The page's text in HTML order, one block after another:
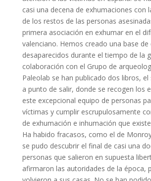
casi una decena de exhumaciones con
de los restos de las personas
primera asociación en exhumar en el
valenciano. Hemos creado una base de
desaparecidos durante el tiempo de la
colaboración con el Grupo de
Paleolab se han publicado dos libros,
a punto de salir, donde se recogen los
este excepcional equipo de personas
víctimas y cumplir escrupulosamente
de exhumación e inhumación que
Ha habido fracasos, como el de
se pudo descubrir el final de casi una
personas que salieron en supuesta
afirmaron las autoridades de la época,